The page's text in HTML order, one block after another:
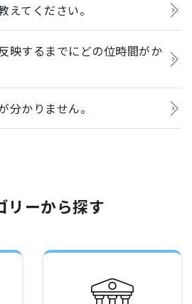
えてください。
映するまでにどの位時間がか
分かりません。
リーから探す